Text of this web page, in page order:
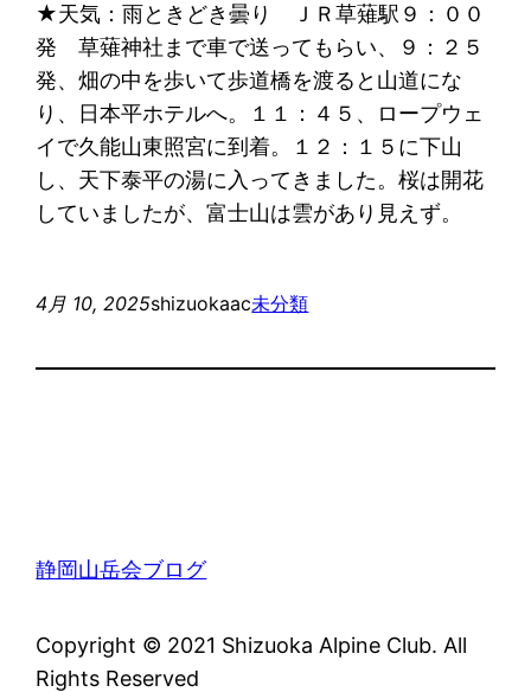
★天気：雨ときどき曇り ＪＲ草薙駅９：００
発 草薙神社まで車で送ってもらい、９：２５
発、畑の中を歩いて歩道橋を渡ると山道にな
り、日本平ホテルへ。１１：４５、ロープウェ
イで久能山東照宮に到着。１２：１５に下山
し、天下泰平の湯に入ってきました。桜は開花
していましたが、富士山は雲があり見えず。
4月 10, 2025shizuokaac未分類
静岡山岳会ブログ
Copyright © 2021 Shizuoka Alpine Club. All
Rights Reserved